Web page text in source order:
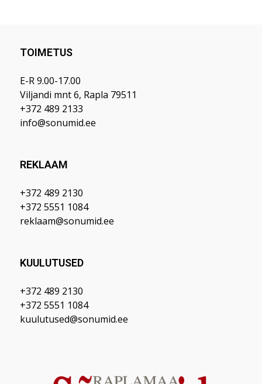
TOIMETUS
E-R 9.00-17.00
Viljandi mnt 6, Rapla 79511
+372 489 2133
info@sonumid.ee
REKLAAM
+372 489 2130
+372 5551 1084
reklaam@sonumid.ee
KUULUTUSED
+372 489 2130
+372 5551 1084
kuulutused@sonumid.ee